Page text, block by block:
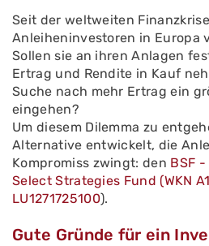
Seit der weltweiten
Anleiheninvestoren in Europa
Sollen sie an ihren Anlagen
Ertrag und Rendite in Kauf
Suche nach mehr Ertrag ein
eingehen?
Um diesem Dilemma zu
Alternative entwickelt, die
Kompromiss zwingt: den BSF
Select Strategies Fund (WKN
LU1271725100).
Gute Gründe für ein